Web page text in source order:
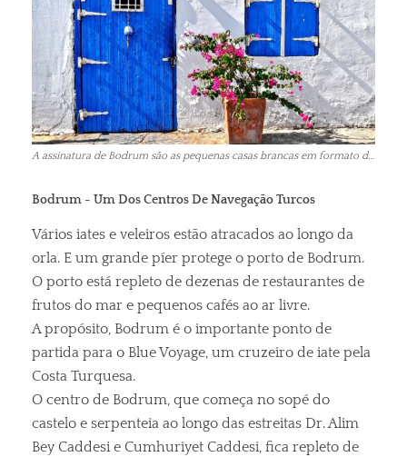
A assinatura de Bodrum são as pequenas casas brancas em formato de caixa de sabão
Bodrum - Um Dos Centros De Navegação Turcos
Vários iates e veleiros estão atracados ao longo da
orla. E um grande píer protege o porto de Bodrum.
O porto está repleto de dezenas de restaurantes de
frutos do mar e pequenos cafés ao ar livre.
A propósito, Bodrum é o importante ponto de
partida para o Blue Voyage, um cruzeiro de iate pela
Costa Turquesa.
O centro de Bodrum, que começa no sopé do
castelo e serpenteia ao longo das estreitas Dr. Alim
Bey Caddesi e Cumhuriyet Caddesi, fica repleto de